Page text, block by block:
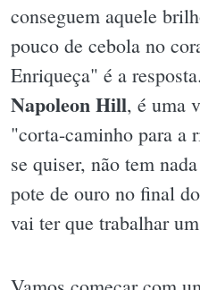
conseguem aquele
pouco de cebola no
Enriqueça" é a
Napoleon Hill, é uma
"corta-caminho para a
se quiser, não tem
pote de ouro no final
vai ter que trabalhar